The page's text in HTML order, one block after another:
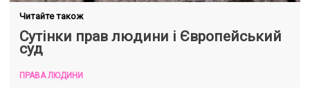
Читайте також
Сутінки прав людини і Європейський
суд
ПРАВА ЛЮДИНИ